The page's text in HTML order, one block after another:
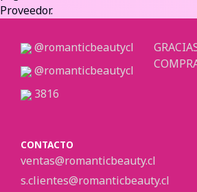
Proveedor.
@romanticbeautycl
@romanticbeautycl
3816
CONTACTO
ventas@romanticbeauty.cl
s.clientes@romanticbeauty.cl